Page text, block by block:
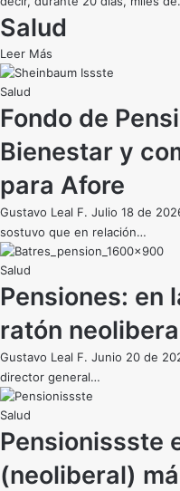
Salud
Leer Más
Salud
Fondo de
Bienestar y
para Afore
Gustavo Leal F. Julio 18 de
sostuvo que en relación…
Salud
Pensiones: en
ratón
Gustavo Leal F. Junio 20 de
director general…
Salud
Pensionissste
(neoliberal)